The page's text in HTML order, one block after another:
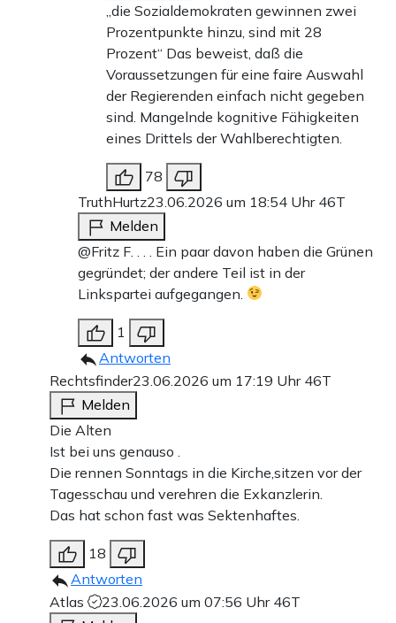
„die Sozialdemokraten gewinnen zwei
Prozentpunkte hinzu, sind mit 28
Prozent“ Das beweist, daß die
Voraussetzungen für eine faire Auswahl
der Regierenden einfach nicht gegeben
sind. Mangelnde kognitive Fähigkeiten
eines Drittels der Wahlberechtigten.
78
TruthHurtz23.06.2026 um 18:54 Uhr 46T
Melden
@Fritz F. . . . Ein paar davon haben die Grünen
gegründet; der andere Teil ist in der
Linkspartei aufgegangen.
1
Antworten
Rechtsfinder23.06.2026 um 17:19 Uhr 46T
Melden
Die Alten
Ist bei uns genauso .
Die rennen Sonntags in die Kirche,sitzen vor der
Tagesschau und verehren die Exkanzlerin.
Das hat schon fast was Sektenhaftes.
18
Antworten
Atlas
23.06.2026 um 07:56 Uhr 46T